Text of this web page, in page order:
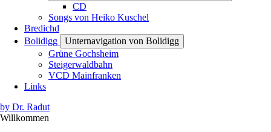
CD
Songs von Heiko Kuschel
Bredichd
Bolidigg
Unternavigation von Bolidigg
Grüne Gochsheim
Steigerwaldbahn
VCD Mainfranken
Links
by Dr. Radut
Willkommen